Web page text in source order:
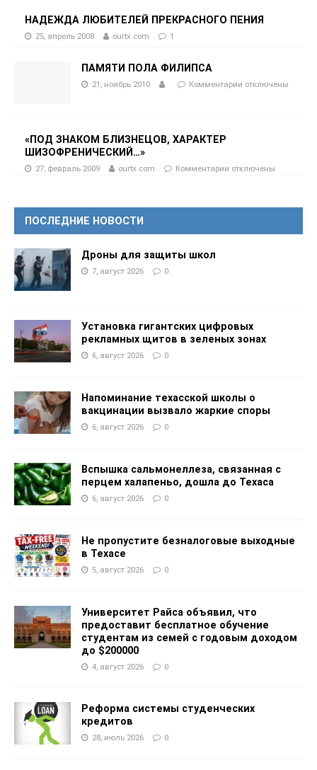
НАДЕЖДА ЛЮБИТЕЛЕЙ ПРЕКРАСНОГО ПЕНИЯ
25, апрель 2008 ourtx.com 1
ПАМЯТИ ПОЛА ФИЛИПСА
21, ноябрь 2010 Комментарии отключены
«ПОД ЗНАКОМ БЛИЗНЕЦОВ, ХАРАКТЕР
ШИЗОФРЕНИЧЕСКИЙ…»
27, февраль 2009 ourtx.com Комментарии отключены
ПОСЛЕДНИЕ НОВОСТИ
Дроны для защиты школ
7, август 2026 0
Установка гигантских цифровых
рекламных щитов в зеленых зонах
6, август 2026 0
Напоминание техасской школы о
вакцинации вызвало жаркие споры
6, август 2026 0
Вспышка сальмонеллеза, связанная с
перцем халапеньо, дошла до Техаса
6, август 2026 0
Не пропустите безналоговые выходные
в Техасе
5, август 2026 0
Университет Райса объявил, что
предоставит бесплатное обучение
студентам из семей с годовым доходом
до $200000
4, август 2026 0
Реформа системы студенческих
кредитов
28, июль 2026 0